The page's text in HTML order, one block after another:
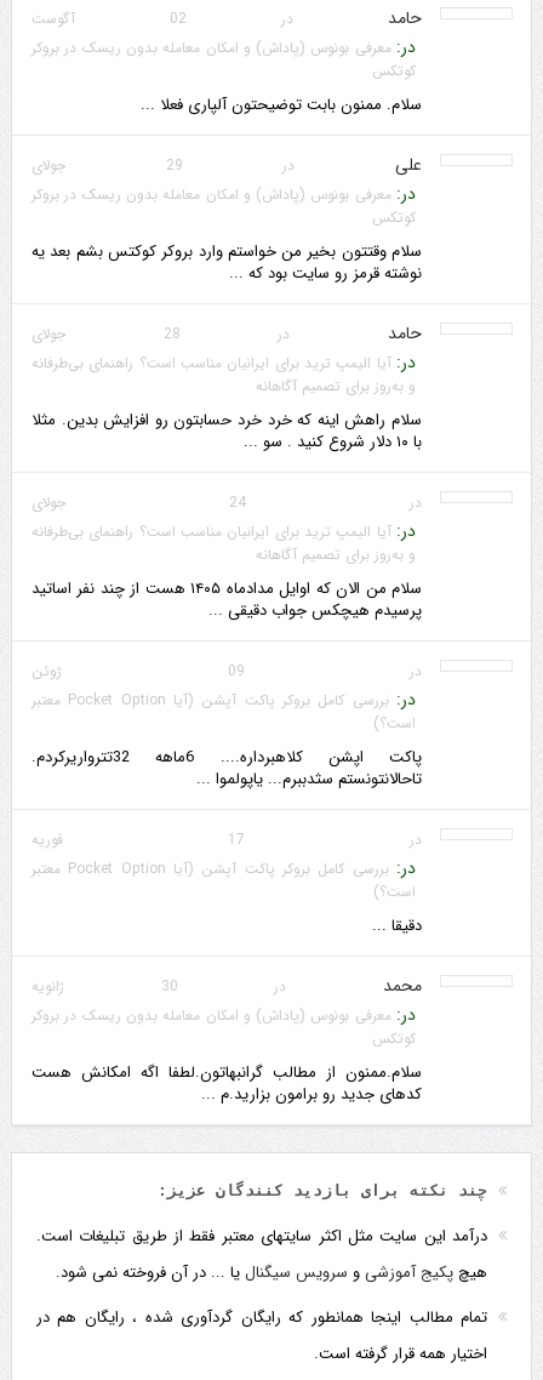
حامد در 02 آگوست
در:معرفی بونوس (پاداش) و امکان معامله بدون ریسک در بروکر
کوتکس
سلام. ممنون بابت توضیحتون آلپاری فعلا ...
علی در 29 جولای
در:معرفی بونوس (پاداش) و امکان معامله بدون ریسک در بروکر
کوتکس
سلام وقتتون بخیر من خواستم وارد بروکر کوکتس بشم بعد یه
نوشته قرمز رو سایت بود که ...
حامد در 28 جولای
در:آیا الیمپ ترید برای ایرانیان مناسب است؟ راهنمای بی‌طرفانه
و به‌روز برای تصمیم آگاهانه
سلام راهش اینه که خرد خرد حسابتون رو افزایش بدین. مثلا
با ۱۰ دلار شروع کنید . سو ...
در 24 جولای
در:آیا الیمپ ترید برای ایرانیان مناسب است؟ راهنمای بی‌طرفانه
و به‌روز برای تصمیم آگاهانه
سلام من الان که اوایل مدادماه ۱۴۰۵ هست از چند نفر اساتید
پرسیدم هیچکس جواب دقیقی ...
در 09 ژوئن
در:
بررسی کامل بروکر پاکت آپشن (آیا Pocket Option معتبر
است؟)
پاکت اپشن کلاهبرداره.... 6ماهه 32تترواریرکردم.
تاحالانتونستم سثدببرم... یاپولموا ...
در 17 فوریه
در:
بررسی کامل بروکر پاکت آپشن (آیا Pocket Option معتبر
است؟)
دقیقا ...
محمد در 30 ژانویه
در:معرفی بونوس (پاداش) و امکان معامله بدون ریسک در بروکر
کوتکس
سلام.ممنون از مطالب گرانبهاتون.لطفا اگه امکانش هست
کدهای جدید رو برامون بزارید.م ...
چند نکته برای بازدید کنندگان عزیز:
درآمد این سایت مثل اکثر سایتهای معتبر فقط از طریق تبلیغات است.
هیچ پکیج آموزشیو سرویس سیگنال یا ... در آن فروخته نمی شود.
تمام مطالب اینجا همانطور که رایگان گردآوری شده ، رایگان هم در
اختیار همه قرار گرفته است.